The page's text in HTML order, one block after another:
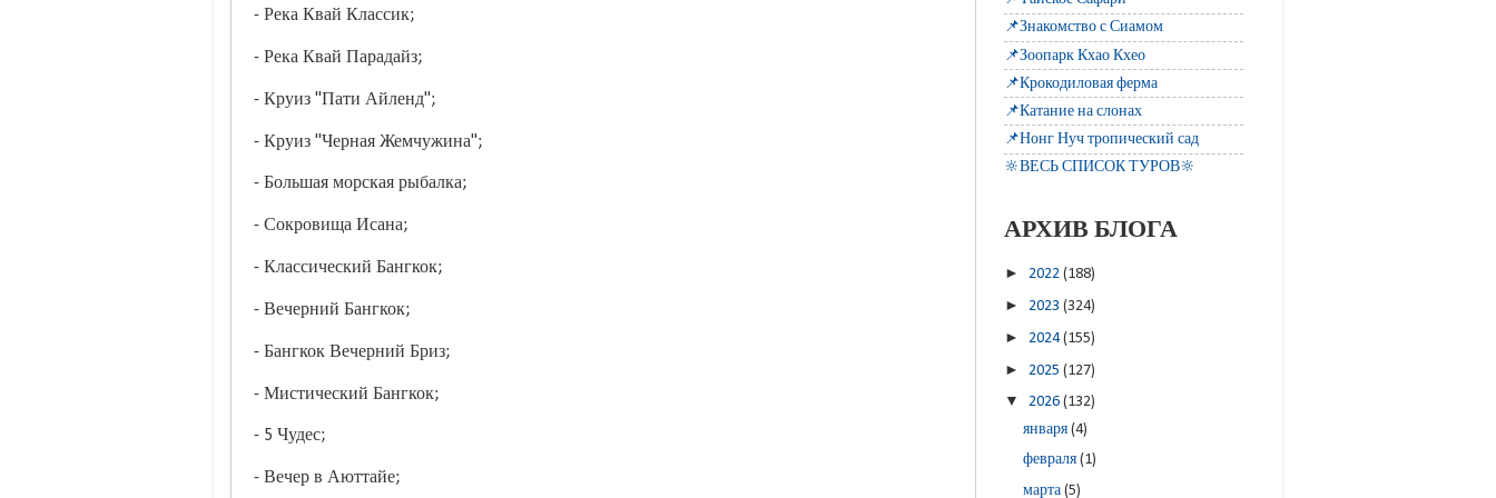
- Река Квай Классик;
- Река Квай Парадайз;
- Круиз "Пати Айленд";
- Круиз "Черная Жемчужина";
- Большая морская рыбалка;
- Сокровища Исана;
- Классический Бангкок;
- Вечерний Бангкок;
- Бангкок Вечерний Бриз;
- Мистический Бангкок;
- 5 Чудес;
- Вечер в Аюттайе;
📌Знакомство с Сиамом
📌Зоопарк Кхао Кхео
📌Крокодиловая ферма
📌Катание на слонах
📌Нонг Нуч тропический сад
🔆ВЕСЬ СПИСОК ТУРОВ🔆
АРХИВ БЛОГА
► 2022 (188)
► 2023 (324)
► 2024(155)
► 2025 (127)
▼ 2026 (132)
января(4)
февраля(1)
марта(5)